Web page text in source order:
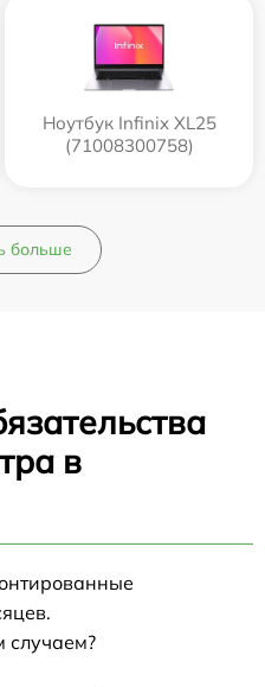
Ноутбук Infinix XL25
(71008300758)
больше
в
случаем?